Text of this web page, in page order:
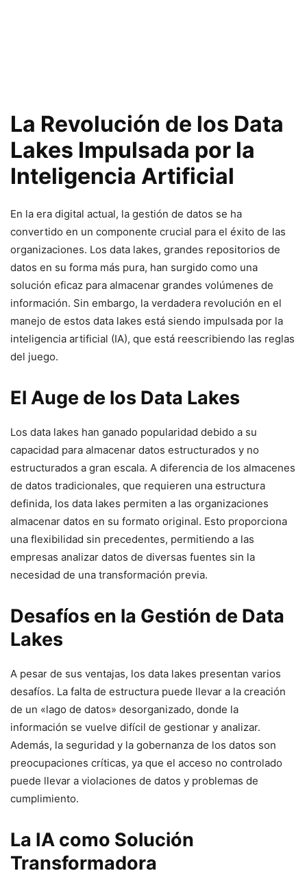
La Revolución de los Data
Lakes Impulsada por la
Inteligencia Artificial
En la era digital actual, la gestión de datos se ha
convertido en un componente crucial para el éxito de las
organizaciones. Los data lakes, grandes repositorios de
datos en su forma más pura, han surgido como una
solución eficaz para almacenar grandes volúmenes de
información. Sin embargo, la verdadera revolución en el
manejo de estos data lakes está siendo impulsada por la
inteligencia artificial (IA), que está reescribiendo las reglas
del juego.
El Auge de los Data Lakes
Los data lakes han ganado popularidad debido a su
capacidad para almacenar datos estructurados y no
estructurados a gran escala. A diferencia de los almacenes
de datos tradicionales, que requieren una estructura
definida, los data lakes permiten a las organizaciones
almacenar datos en su formato original. Esto proporciona
una flexibilidad sin precedentes, permitiendo a las
empresas analizar datos de diversas fuentes sin la
necesidad de una transformación previa.
Desafíos en la Gestión de Data
Lakes
A pesar de sus ventajas, los data lakes presentan varios
desafíos. La falta de estructura puede llevar a la creación
de un «lago de datos» desorganizado, donde la
información se vuelve difícil de gestionar y analizar.
Además, la seguridad y la gobernanza de los datos son
preocupaciones críticas, ya que el acceso no controlado
puede llevar a violaciones de datos y problemas de
cumplimiento.
La IA como Solución
Transformadora